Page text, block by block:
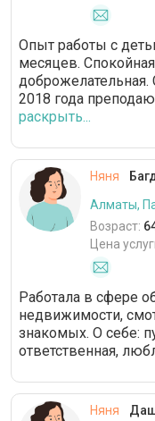
Опыт работы с
месяцев.
доброжелательная.
2018 года
раскрыть...
Няня
Алматы,
Возраст:
Цена
Работала в сфере
недвижимости,
знакомых. О себе:
ответственная,
Няня